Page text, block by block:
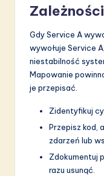
Gdy Service A
wywołuje Service
niestabilność
Mapowanie
je przepisać.
Zidentyfikuj
Przepisz kod,
zdarzeń lub
Zdokumentuj
razu usunąć.